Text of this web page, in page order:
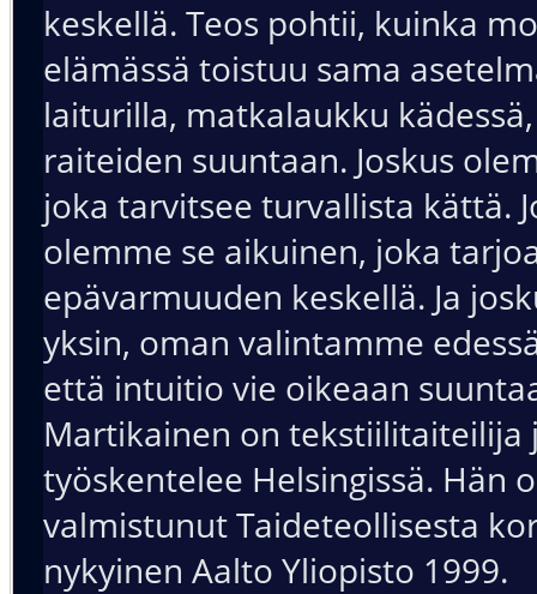
keskellä. Teos pohtii, kuinka
elämässä toistuu sama
laiturilla, matkalaukku
raiteiden suuntaan. Joskus
joka tarvitsee turvallista kättä.
olemme se aikuinen, joka
epävarmuuden keskellä. Ja
yksin, oman valintamme
että intuitio vie oikeaan
Martikainen on tekstiilitaiteilija
työskentelee Helsingissä. Hän
valmistunut Taideteollisesta
nykyinen Aalto Yliopisto 1999.